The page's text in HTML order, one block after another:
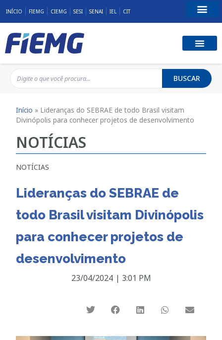
INÍCIO FIEMG CIEMG SESI SENAI IEL CIT
BUSCAR
Início » Lideranças do SEBRAE de todo Brasil visitam
Divinópolis para conhecer projetos de desenvolvimento
NOTÍCIAS
NOTÍCIAS
Lideranças do SEBRAE de
todo Brasil visitam Divinópolis
para conhecer projetos de
desenvolvimento
23/04/2024 | 3:01 PM